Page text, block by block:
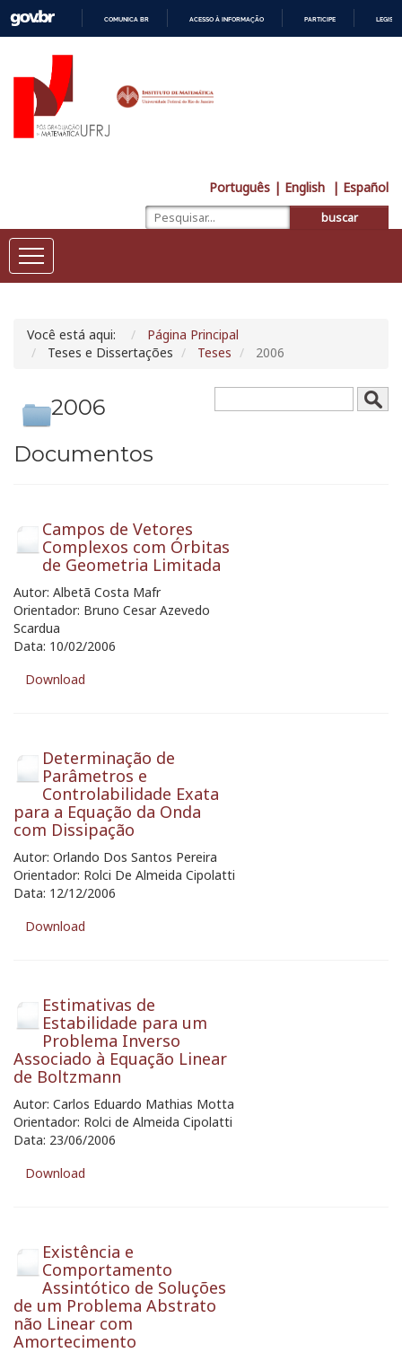
COMUNICA BR ACESSO À INFORMAÇÃO PARTICIPE
Português | English | Español
buscar
Você está aqui:
Página Principal
Teses e Dissertações
Teses 2006
2006
Documentos
Campos de Vetores
Complexos com Órbitas
de Geometria Limitada
Autor: Albetã Costa Mafr
Orientador: Bruno Cesar Azevedo
Scardua
Data: 10/02/2006
Download
Determinação de
Parâmetros e
Controlabilidade Exata
para a Equação da Onda
com Dissipação
Autor: Orlando Dos Santos Pereira
Orientador: Rolci De Almeida Cipolatti
Data: 12/12/2006
Download
Estimativas de
Estabilidade para um
Problema Inverso
Associado à Equação Linear
de Boltzmann
Autor: Carlos Eduardo Mathias Motta
Orientador: Rolci de Almeida Cipolatti
Data: 23/06/2006
Download
Existência e
Comportamento
Assintótico de Soluções
de um Problema Abstrato
não Linear com
Amortecimento